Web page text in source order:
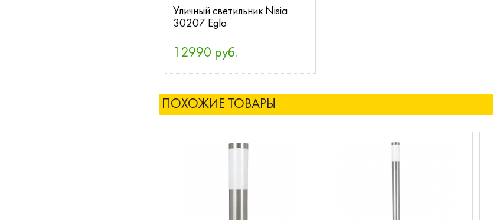
Уличный светильник Nisia
30207 Eglo
12990 руб.
ПОХОЖИЕ ТОВАРЫ